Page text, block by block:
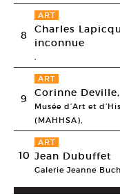
8
ART
Charles
inconnue
9
ART
Corinne
Musée d’Art et
(MAHHSA),
10
ART
Jean Dubuffet
Galerie Jeanne